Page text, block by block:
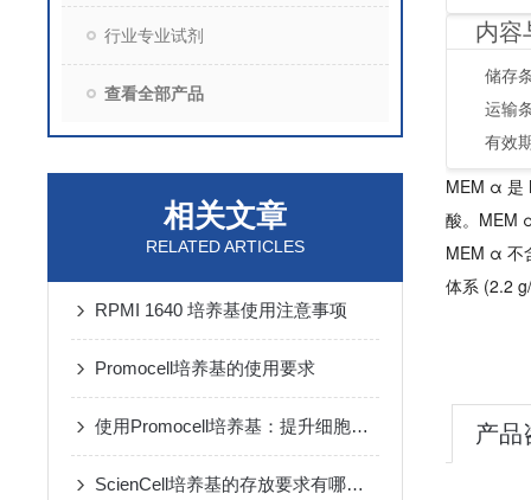
行业专业试剂
查看全部产品
相关文章
RELATED ARTICLES
RPMI 1640 培养基使用注意事项
Promocell培养基的使用要求
使用Promocell培养基：提升细胞活力的秘诀
ScienCell培养基的存放要求有哪些？
内容
储存
运输
有效
MEM α 是
酸。MEM
MEM α 不
体系 (2.2
产品